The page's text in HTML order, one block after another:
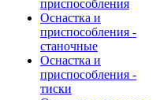
приспособления
Оснастка и
приспособления -
станочные
Оснастка и
приспособления -
тиски